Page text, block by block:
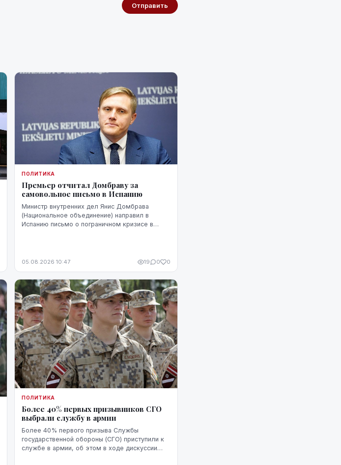
Отправить
ПОЛИТИКА
Премьер отчитал Домбраву за
самовольное письмо в Испанию
Министр внутренних дел Янис Домбрава
(Национальное объединение) направил в
Испанию письмо о пограничном кризисе в
05.08.2026 10:47 19 0 0
ПОЛИТИКА
Более 40% первых призывников СГО
выбрали службу в армии
Более 40% первого призыва Службы
государственной обороны (СГО) приступили к
службе в армии, об этом в ходе дискуссии